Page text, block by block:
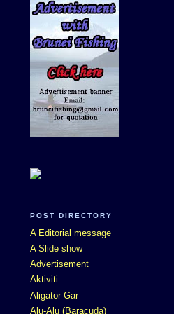
POST DIRECTORY
A Editorial message
A Slide show
Advertisement
Aktiviti
Aligator Gar
Alu-Alu (Baracuda)